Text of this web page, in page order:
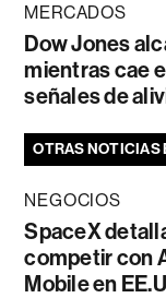
MERCADOS
Dow Jones
mientras cae
señales de
OTRAS NOTICIAS
NEGOCIOS
SpaceX
competir con
Mobile en